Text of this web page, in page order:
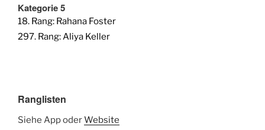
Kategorie 5
18. Rang: Rahana Foster
297. Rang: Aliya Keller
Ranglisten
Siehe App oderWebsite